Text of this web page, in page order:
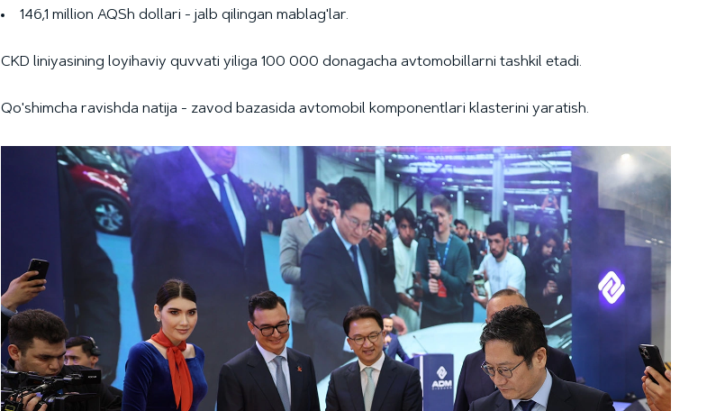
146,1 million AQSh dollari - jalb qilingan mablag'lar.
CKD liniyasining loyihaviy quvvati yiliga 100 000 donagacha avtomobillarni tashkil etadi.
Qo'shimcha ravishda natija - zavod bazasida avtomobil komponentlari klasterini yaratish.